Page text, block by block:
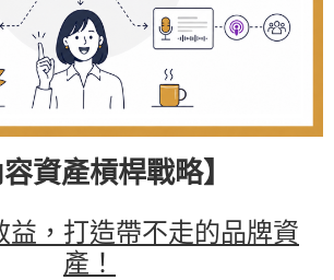
容資產槓桿戰略】
益，打造帶不走的品牌資
產！